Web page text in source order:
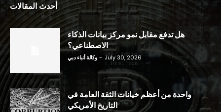
أحدث المقالات
هل تدفع مقابل نمو مركز بيانات الذكاء
الاصطناعي؟
وكالة أنباء دبي - July 30, 2026
واحدة من أعظم خيانات الثقة العامة في
التاريخ الأمريكي